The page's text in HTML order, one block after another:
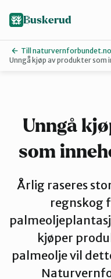
Hallingdal
Hole og
Kongsberg
Buskerud
Till naturvernforbundet.no
Unngå kjøp av produkter som
Unngå
som
Årlig raseres
regnskog
kjøper
palmeolje vil